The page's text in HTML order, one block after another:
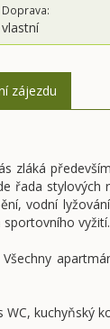
Doprava:
vlastní
zájezdu
zláká
řada
vodní
vyžití.
kuchyňský